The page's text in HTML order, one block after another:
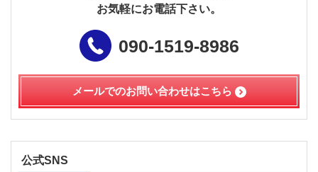
お気軽にお電話下さい。
090-1519-8986
メールでのお問い合わせはこちら
公式SNS